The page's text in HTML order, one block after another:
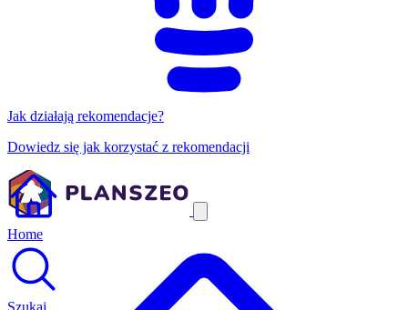
Jak działają rekomendacje?
Dowiedz się jak korzystać z rekomendacji
Home
Szukaj